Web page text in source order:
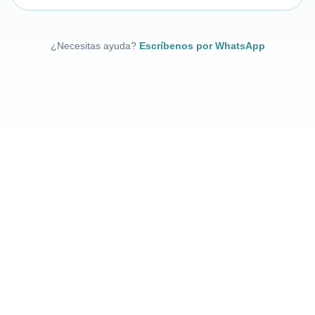
¿Necesitas ayuda? Escríbenos por WhatsApp